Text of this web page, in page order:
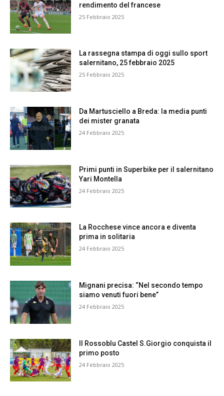
rendimento del francese
25 Febbraio 2025
La rassegna stampa di oggi sullo sport
salernitano, 25 febbraio 2025
25 Febbraio 2025
Da Martusciello a Breda: la media punti
dei mister granata
24 Febbraio 2025
Primi punti in Superbike per il salernitano
Yari Montella
24 Febbraio 2025
La Rocchese vince ancora e diventa
prima in solitaria
24 Febbraio 2025
Mignani precisa: “Nel secondo tempo
siamo venuti fuori bene”
24 Febbraio 2025
Il Rossoblu Castel S.Giorgio conquista il
primo posto
24 Febbraio 2025